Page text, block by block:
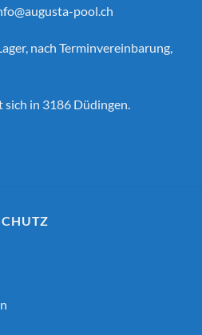
pool.ch
nach Terminvereinbarung,
in 3186 Düdingen.